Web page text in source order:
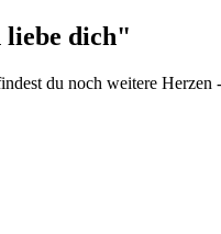
liebe dich"
du noch weitere Herzen